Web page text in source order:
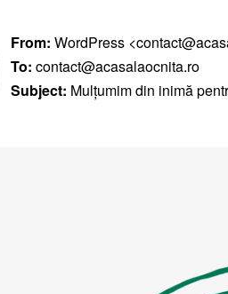
From: WordPress
To: contact@acasalaocnita.ro
Subject: Mulțumim din inimă